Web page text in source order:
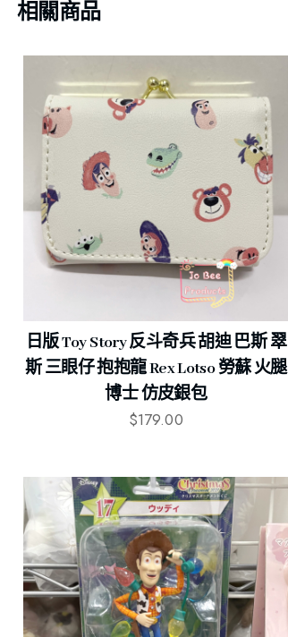
相關商品
日版 Toy Story 反斗奇兵 胡迪 巴斯 翠
斯 三眼仔 抱抱龍 Rex Lotso 勞蘇 火腿
博士 仿皮銀包
$179.00